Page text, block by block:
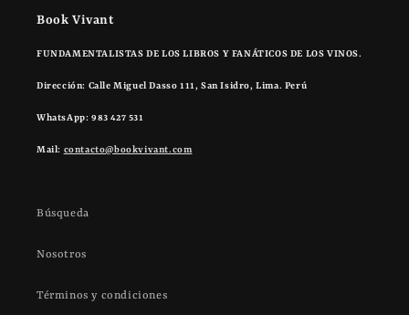
Book Vivant
FUNDAMENTALISTAS DE LOS LIBROS Y FANÁTICOS DE LOS VINOS.
Dirección: Calle Miguel Dasso 111, San Isidro, Lima. Perú
WhatsApp: 983 427 531
Mail: contacto@bookvivant.com
Búsqueda
Nosotros
Términos y condiciones